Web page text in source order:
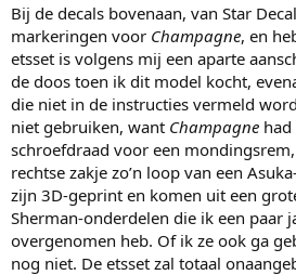
Bij de decals bovenaan, van Star
markeringen voor Champagne, en
etsset is volgens mij een aparte
de doos toen ik dit model kocht,
die niet in de instructies vermeld
niet gebruiken, want Champagne
schroefdraad voor een
rechtse zakje zo’n loop van een
zijn 3D-geprint en komen uit een
Sherman-onderdelen die ik een paar
overgenomen heb. Of ik ze ook ga
nog niet. De etsset zal totaal